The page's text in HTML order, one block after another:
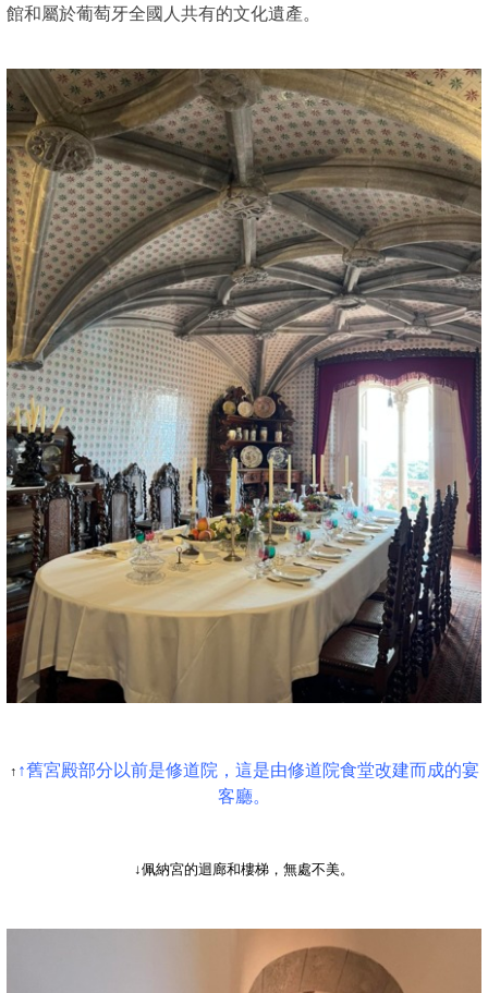
館和屬於葡萄牙全國人共有的文化遺產。
↑ ↑舊宮殿部分以前是修道院，這是由修道院食堂改建而成的宴
客廳。
↓佩納宮的迴廊和樓梯，無處不美。